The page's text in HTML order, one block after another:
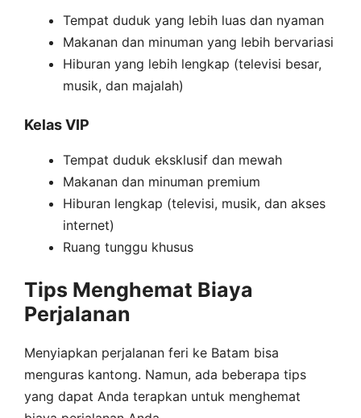
Tempat duduk yang lebih luas dan nyaman
Makanan dan minuman yang lebih bervariasi
Hiburan yang lebih lengkap (televisi besar,
musik, dan majalah)
Kelas VIP
Tempat duduk eksklusif dan mewah
Makanan dan minuman premium
Hiburan lengkap (televisi, musik, dan akses
internet)
Ruang tunggu khusus
Tips Menghemat Biaya
Perjalanan
Menyiapkan perjalanan feri ke Batam bisa
menguras kantong. Namun, ada beberapa tips
yang dapat Anda terapkan untuk menghemat